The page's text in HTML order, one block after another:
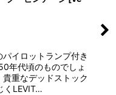
イロットランプ付き
年代頃のものでしょ
重なデッドストック
くLEVIT…